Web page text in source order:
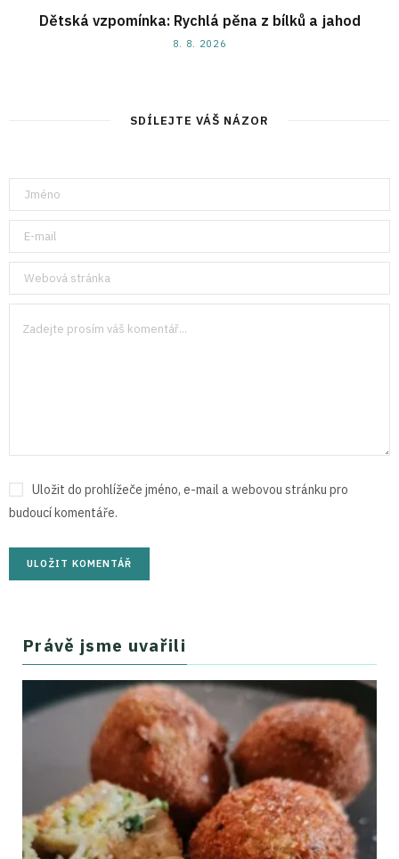
Dětská vzpomínka: Rychlá pěna z bílků a jahod
8. 8. 2026
SDÍLEJTE VÁŠ NÁZOR
Uložit do prohlížeče jméno, e-mail a webovou stránku pro
budoucí komentáře.
Právě jsme uvařili